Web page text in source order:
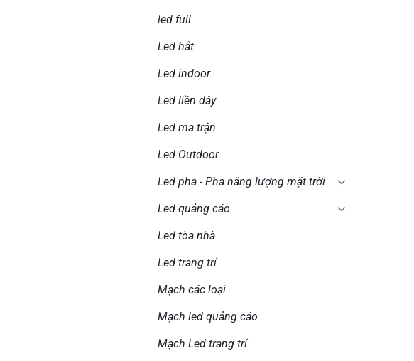
led full
Led hắt
Led indoor
Led liền dây
Led ma trận
Led Outdoor
Led pha - Pha năng lượng mặt trời
Led quảng cáo
Led tòa nhà
Led trang trí
Mạch các loại
Mạch led quảng cáo
Mạch Led trang trí